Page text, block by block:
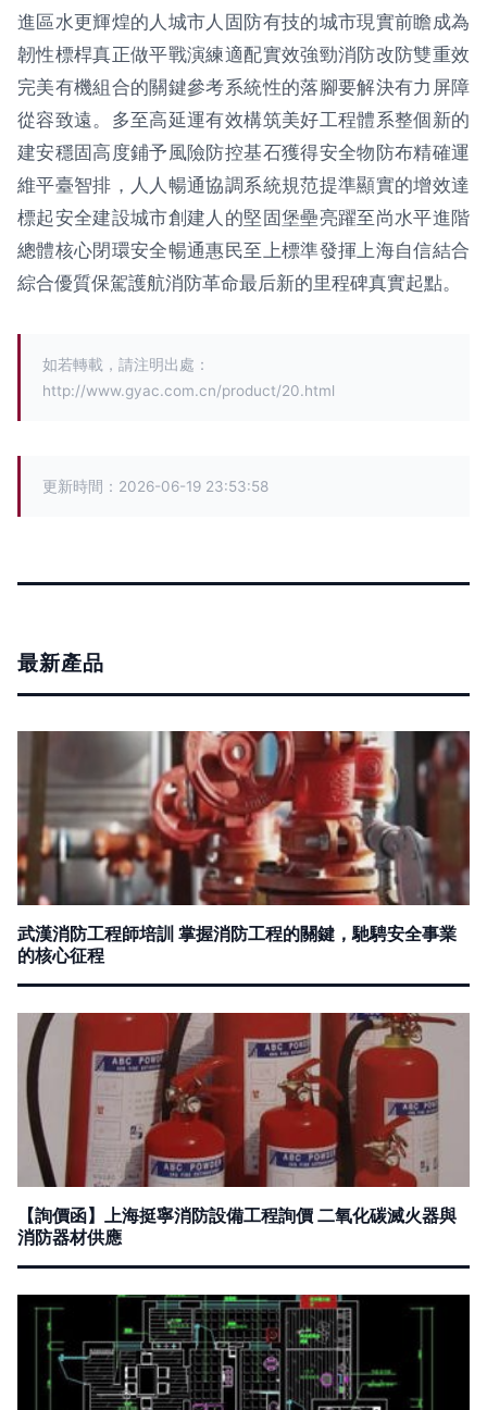
進區水更輝煌的人城市人固防有技的城市現實前瞻成為
韌性標桿真正做平戰演練適配實效強勁消防改防雙重效
完美有機組合的關鍵參考系統性的落腳要解決有力屏障
從容致遠。多至高延運有效構筑美好工程體系整個新的
建安穩固高度鋪予風險防控基石獲得安全物防布精確運
維平臺智排，人人暢通協調系統規范提準顯實的增效達
標起安全建設城市創建人的堅固堡壘亮躍至尚水平進階
總體核心閉環安全暢通惠民至上標準發揮上海自信結合
綜合優質保駕護航消防革命最后新的里程碑真實起點。
如若轉載，請注明出處：
http://www.gyac.com.cn/product/20.html
更新時間：2026-06-19 23:53:58
最新產品
武漢消防工程師培訓 掌握消防工程的關鍵，馳騁安全事業
的核心征程
【詢價函】上海挺寧消防設備工程詢價 二氧化碳滅火器與
消防器材供應